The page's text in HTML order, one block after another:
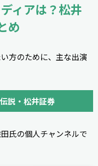
ィアは？松井
め
方のために、主な出演
説・松井証券
氏の個人チャンネルで